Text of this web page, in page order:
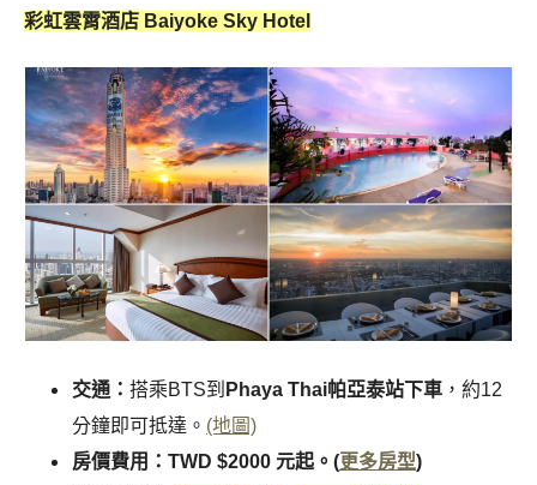
彩虹雲霄酒店 Baiyoke Sky Hotel
交通： 搭乘BTS到 Phaya Thai帕亞泰站下車 ，約12
分鐘即可抵達。 (地圖)
房價費用：TWD $2000 元起。(更多房型)